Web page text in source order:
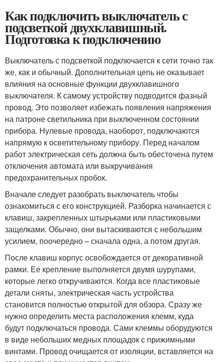
Как подключить выключатель с
подсветкой двухклавишный.
Подготовка к подключению
Выключатель с подсветкой подключается к сети точно так
же, как и обычный. Дополнительная цепь не оказывает
влияния на основные функции двухклавишного
выключателя. К самому устройству подводится фазный
провод. Это позволяет избежать появления напряжения
на патроне светильника при выключенном состоянии
прибора. Нулевые провода, наоборот, подключаются
напрямую к осветительному прибору. Перед началом
работ электрическая сеть должна быть обесточена путем
отключения автомата или выкручивания
предохранительных пробок.
Вначале следует разобрать выключатель чтобы
ознакомиться с его конструкцией. Разборка начинается с
клавиш, закрепленных штырьками или пластиковыми
защелками. Обычно, они вытаскиваются с небольшим
усилием, поочередно – сначала одна, а потом другая.
После клавиш корпус освобождается от декоративной
рамки. Ее крепление выполняется двумя шурупами,
которые легко откручиваются. Когда все пластиковые
детали сняты, электрическая часть устройства
становится полностью открытой для обзора. Сразу же
нужно определить места расположения клемм, куда
будут подключаться провода. Сами клеммы оборудуются
в виде небольших медных площадок с прижимными
винтами. Провод очищается от изоляции, вставляется на